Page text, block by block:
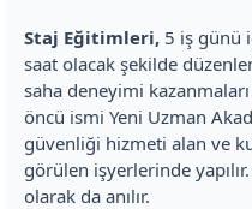
Staj Eğitimleri, 5 iş günü
saat olacak şekilde
saha deneyimi
öncü ismi Yeni Uzman
güvenliği hizmeti alan ve
görülen işyerlerinde
olarak da anılır.